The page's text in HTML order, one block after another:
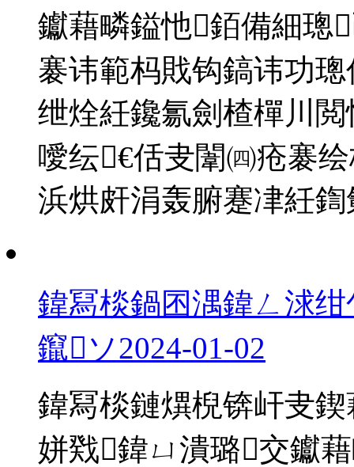
钀藉疄鎰忚銆備細璁
褰讳範杩戝钩鎬讳功
绁烇紝鑱氱劍楂樿川
噯纭€佸叏闈㈣疮褰
浜烘皯涓轰腑蹇冿紝鍧
鍏冩棪鍋囨湡鍏ㄥ浗
鑹ソ2024-01-02
鍏冩棪鏈熼棿锛屽叏
姘戣鍏ㄩ潰璐交钀